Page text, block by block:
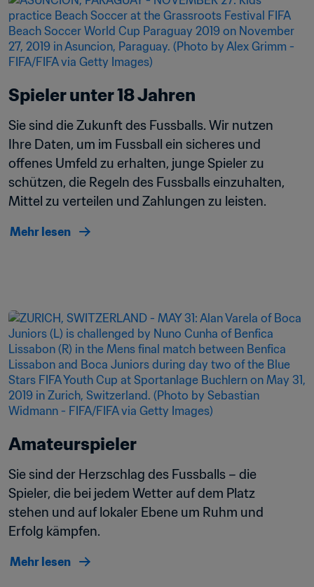
Spieler unter 18 Jahren
Sie sind die Zukunft des Fussballs. Wir nutzen
Ihre Daten, um im Fussball ein sicheres und
offenes Umfeld zu erhalten, junge Spieler zu
schützen, die Regeln des Fussballs einzuhalten,
Mittel zu verteilen und Zahlungen zu leisten.
Mehr lesen
Amateurspieler
Sie sind der Herzschlag des Fussballs – die
Spieler, die bei jedem Wetter auf dem Platz
stehen und auf lokaler Ebene um Ruhm und
Erfolg kämpfen.
Mehr lesen